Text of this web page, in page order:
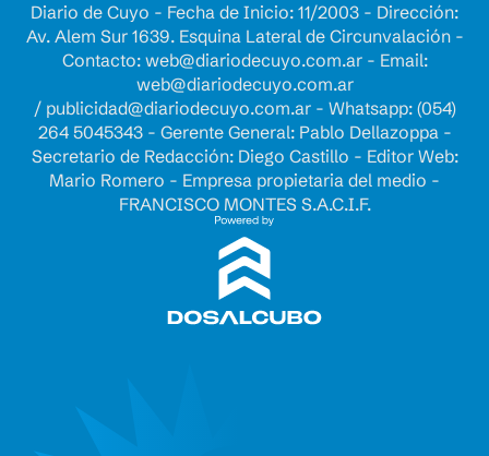
Diario de Cuyo - Fecha de Inicio: 11/2003 - Dirección:
Av. Alem Sur 1639. Esquina Lateral de Circunvalación -
Contacto: web@diariodecuyo.com.ar- Email:
web@diariodecuyo.com.ar
/ publicidad@diariodecuyo.com.ar- Whatsapp: (054)
264 5045343 - Gerente General: Pablo Dellazoppa -
Secretario de Redacción: Diego Castillo - Editor Web:
Mario Romero - Empresa propietaria del medio -
FRANCISCO MONTES S.A.C.I.F.